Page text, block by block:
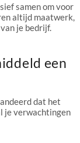
samen om voor
altijd maatwerk,
je bedrijf.
een
dat het
je verwachtingen